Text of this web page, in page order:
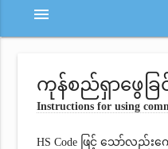
menu
ကုန်စည်ရှာဖွေခြ
Instructions for using
HS Code ဖြင့် သော်လ